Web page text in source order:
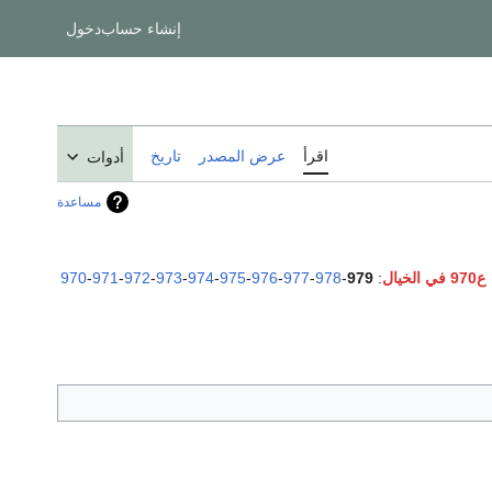
إنشاء حسابدخول
اقرأ عرض المصدر تاريخ أدوات
مساعدة
ع970 في الخيال :
970-971-972-973-974-975-976-977-978-979